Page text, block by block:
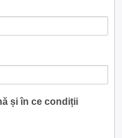
și în ce condiții